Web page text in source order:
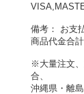
備考： お支
商品代金合
※大量注文
合、
沖縄県・離